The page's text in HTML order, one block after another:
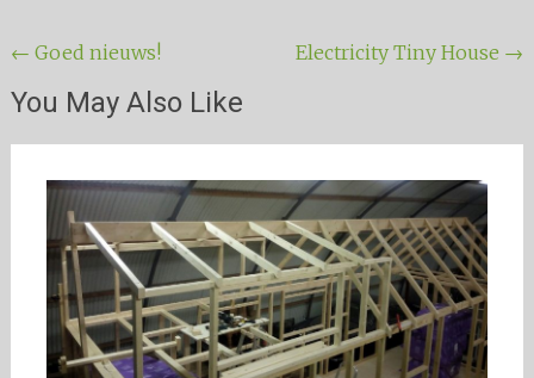
Post navigation
← Goed nieuws! Electricity Tiny House →
You May Also Like